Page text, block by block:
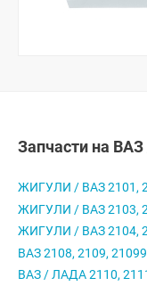
Запчасти на
ЖИГУЛИ / ВАЗ 2101,
ЖИГУЛИ / ВАЗ 2103,
ЖИГУЛИ / ВАЗ 2104,
ВАЗ 2108, 2109, 21099
ВАЗ / ЛАДА 2110,